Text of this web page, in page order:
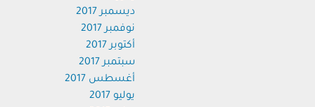
ديسمبر 2017
نوفمبر 2017
أكتوبر 2017
سبتمبر 2017
أغسطس 2017
يوليو 2017